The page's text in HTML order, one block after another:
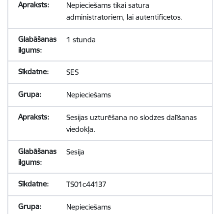
Nepieciešams tikai satura
administratoriem, lai autentificētos.
1 stunda
SES
Nepieciešams
Sesijas uzturēšana no slodzes dalīšanas
viedokļa.
Sesija
TS01c44137
Nepieciešams